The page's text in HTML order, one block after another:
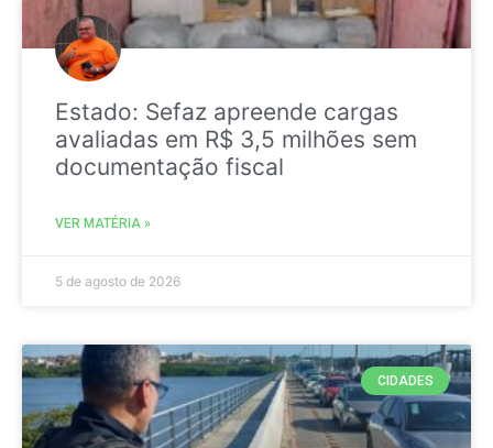
Estado: Sefaz apreende cargas
avaliadas em R$ 3,5 milhões sem
documentação fiscal
VER MATÉRIA »
5 de agosto de 2026
CIDADES